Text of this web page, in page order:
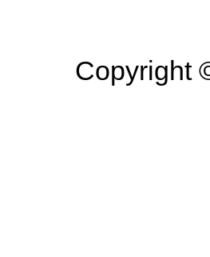
Copyright